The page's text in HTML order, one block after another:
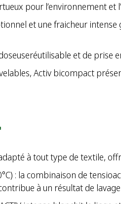
pour l’environnement et
et une fraicheur
et de prise
Activ bicompact
à tout type de textile,
: la combinaison de
à un résultat de